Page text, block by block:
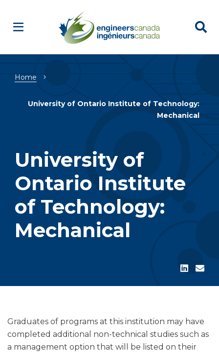
Breadcrumb
Home
University of Ontario Institute of Technology:
Mechanical
University of
Ontario Institute
of Technology:
Mechanical
Graduates of programs at this institution may have
completed additional non-technical studies such as
a management option that will be listed on their